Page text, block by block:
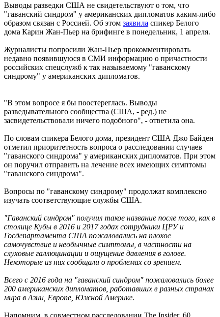
Выводы разведки США не свидетельствуют о том, что
"гаванский синдром" у американских дипломатов каким-либо
образом связан с Россией. Об этом заявила спикер Белого
дома Карин Жан-Пьер на брифинге в понедельник, 1 апреля.
Журналисты попросили Жан-Пьер прокомментировать
недавно появившуюся в СМИ информацию о причастности
российских спецслужб к так называемому "гаванскому
синдрому" у американских дипломатов.
"В этом вопросе я бы поостереглась. Выводы
разведывательного сообщества (США, - ред.) не
засвидетельствовали ничего подобного", - ответила она.
По словам спикера Белого дома, президент США Джо Байден
отметил приоритетность вопроса о расследовании случаев
"гаванского синдрома" у американских дипломатов. При этом
он поручил отправить на лечение всех имеющих симптомы
"гаванского синдрома".
Вопросы по "гаванскому синдрому" продолжат комплексно
изучать соответствующие службы США.
"Гаванский синдром" получил такое название после того, как в
столице Кубы в 2016 и 2017 годах сотрудники ЦРУ и
Госдепартамента США пожаловались на плохое
самочувствие и необычные симптомы, в частности на
слуховые галлюцинации и ощущение давления в голове.
Некоторые из них сообщали о проблемах со зрением.
Всего с 2016 года на "гаванский синдром" пожаловались более
200 американских дипломатов, работавших в разных странах
мира в Азии, Европе, Южной Америке.
Напомним, в совместном расследовании The Insider, 60